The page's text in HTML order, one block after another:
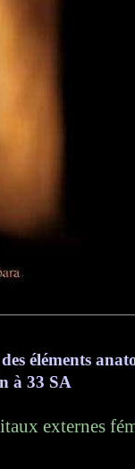
éléments
à 33 SA
externes